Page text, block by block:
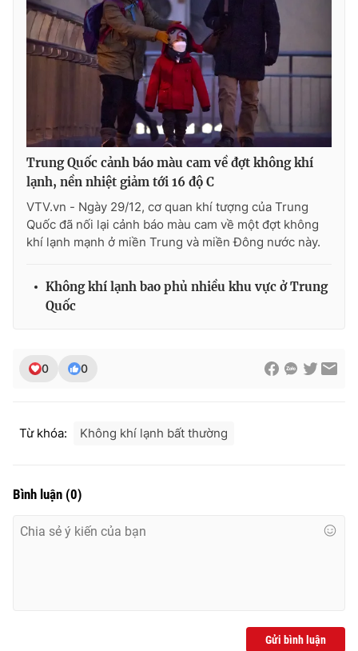
Ðiện thoại Thời báo VTV:024.66 897 897
Email: toasoan@vtv.vn
Liên hệ quảng cáo:024-7300.7108
® Cấm sao chép dưới mọi hình thức nếu không có sự chấp
thuận bằng văn bản. Ghi rõ nguồn VTV.vn khi phát hành lại
thông tin từ website này.
Trung Quốc cảnh báo màu cam về đợt không khí
lạnh, nền nhiệt giảm tới 16 độ C
VTV.vn - Ngày 29/12, cơ quan khí tượng của Trung
Quốc đã nối lại cảnh báo màu cam về một đợt không
khí lạnh mạnh ở miền Trung và miền Đông nước này.
Không khí lạnh bao phủ nhiều khu vực ở Trung
Quốc
0 0
Từ khóa: Không khí lạnh bất thường
Bình luận (0)
Gửi bình luận